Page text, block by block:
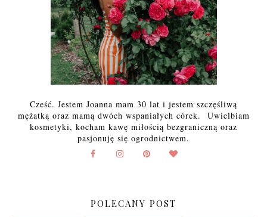
Cześć. Jestem Joanna mam 30 lat i jestem szczęśliwą
mężatką oraz mamą dwóch wspaniałych córek. Uwielbiam
kosmetyki, kocham kawę miłością bezgraniczną oraz
pasjonuję się ogrodnictwem.
POLECANY POST